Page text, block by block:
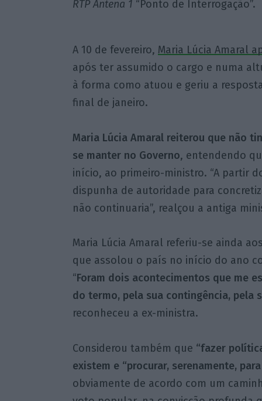
RTP Antena 1 “Ponto de Interrogação”.
A 10 de fevereiro, Maria Lúcia Amaral
após ter assumido o cargo e numa
à forma como atuou e geriu a
final de janeiro.
Maria Lúcia Amaral reiterou que não
se manter no Governo, entendendo
início, ao primeiro-ministro. “A partir
dispunha de autoridade para
não continuaria”, realçou a antiga
Maria Lúcia Amaral referiu-se ainda
que assolou o país no início do ano
“Foram dois acontecimentos que me
do termo, pela sua contingência, pela
reconheceu a ex-ministra.
Considerou também que “fazer
existem e “procurar, serenamente,
obviamente de acordo com um